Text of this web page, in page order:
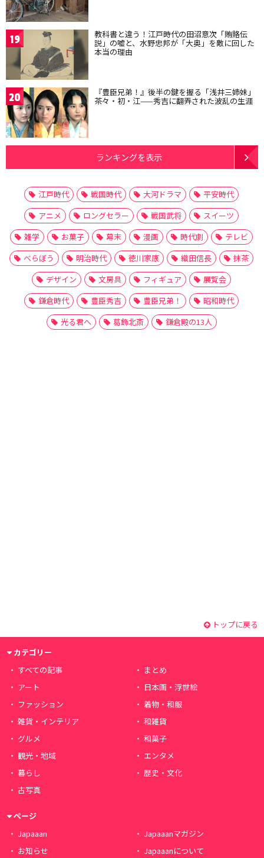
19 教科書と違う！江戸時代の田沼意次「賄賂伝
説」の嘘と、水野忠邦が「大奥」を敵に回した
本当の理由
20 『豊臣兄弟！』後半の鍵を握る「浅井三姉妹」
茶々・初・江——秀吉に翻弄された波乱の生涯
ランキングを表示
江戸時代 戦国時代 大河ドラマ
平安時代
アニメ
ロングセラー 戦国武将
スイーツ
雑学
お菓子 幕末 漫画 時代劇
テレビ
べらぼう
明治時代 徳川家康 織田信長
抹茶
デザイン
文房具 フィギュア
展覧会
鎌倉時代
豊臣秀吉 豊臣兄弟！
昭和時代
光る君へ
葛飾北斎 鎌倉殿の13人
トップに戻る
カテゴリー
すべての記事
まとめ
アート
日本画・浮世絵
ファッション
着物・和服
雑貨・インテリア
和雑貨
グルメ
和菓子
観光・地域
エンタメ
暮らし
歴史・文化
古写真
ページ
Japaaan
Japaaanマガジン
お知らせ
Japaaanについて